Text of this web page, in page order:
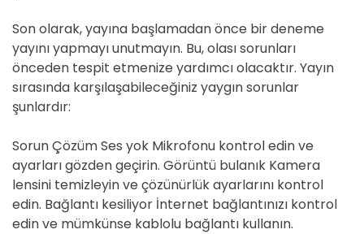
Son olarak, yayına başlamadan önce bir deneme
yayını yapmayı unutmayın. Bu, olası sorunları
önceden tespit etmenize yardımcı olacaktır. Yayın
sırasında karşılaşabileceğiniz yaygın sorunlar
şunlardır:
Sorun Çözüm Ses yok Mikrofonu kontrol edin ve
ayarları gözden geçirin. Görüntü bulanık Kamera
lensini temizleyin ve çözünürlük ayarlarını kontrol
edin. Bağlantı kesiliyor İnternet bağlantınızı kontrol
edin ve mümkünse kablolu bağlantı kullanın.